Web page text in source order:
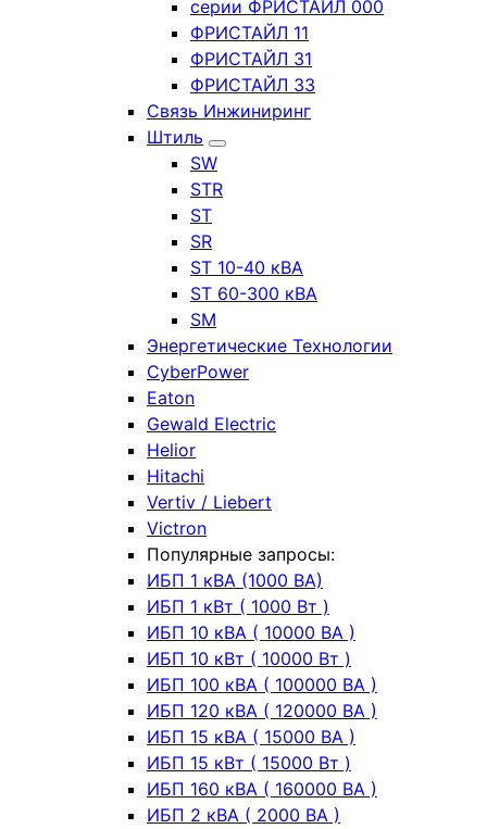
серии ФРИСТАЙЛ 000
ФРИСТАЙЛ 11
ФРИСТАЙЛ 31
ФРИСТАЙЛ 33
Связь Инжиниринг
Штиль
SW
STR
ST
SR
ST 10-40 кВА
ST 60-300 кВА
SM
Энергетические Технологии
CyberPower
Eaton
Gewald Electric
Helior
Hitachi
Vertiv / Liebert
Victron
Популярные запросы:
ИБП 1 кВА (1000 ВА)
ИБП 1 кВт ( 1000 Вт )
ИБП 10 кВА ( 10000 ВА )
ИБП 10 кВт ( 10000 Вт )
ИБП 100 кВА ( 100000 ВА )
ИБП 120 кВА ( 120000 ВА )
ИБП 15 кВА ( 15000 ВА )
ИБП 15 кВт ( 15000 Вт )
ИБП 160 кВА ( 160000 ВА )
ИБП 2 кВА ( 2000 ВА )